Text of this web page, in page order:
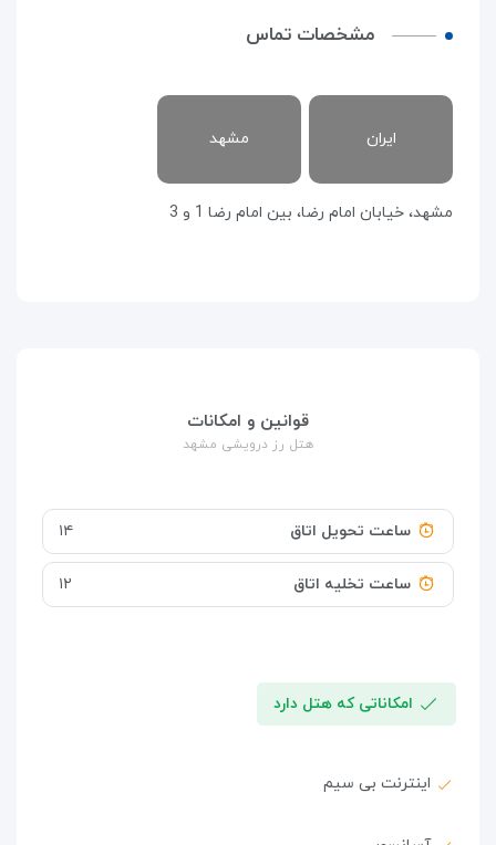
مشخصات تماس
ایران مشهد
مشهد، خیابان امام رضا، بین امام رضا 1 و 3
قوانین و امکانات
هتل رز درویشی مشهد
ساعت تحویل اتاق ۱۴
ساعت تخلیه اتاق ۱۲
امکاناتی که هتل دارد
اینترنت بی سیم